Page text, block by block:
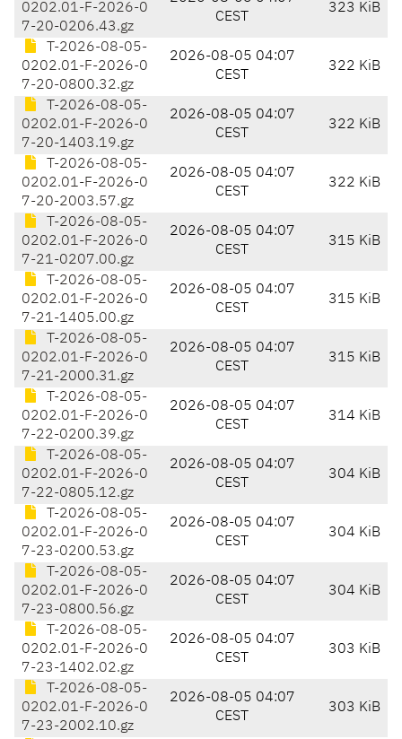
0202.01-F-2026-0
7-20-0206.43.gz
CEST
323 KiB
T-2026-08-05-
0202.01-F-2026-0
7-20-0800.32.gz
2026-08-05 04:07
CEST
322 KiB
T-2026-08-05-
0202.01-F-2026-0
7-20-1403.19.gz
2026-08-05 04:07
CEST
322 KiB
T-2026-08-05-
0202.01-F-2026-0
7-20-2003.57.gz
2026-08-05 04:07
CEST
322 KiB
T-2026-08-05-
0202.01-F-2026-0
7-21-0207.00.gz
2026-08-05 04:07
CEST
315 KiB
T-2026-08-05-
0202.01-F-2026-0
7-21-1405.00.gz
2026-08-05 04:07
CEST
315 KiB
T-2026-08-05-
0202.01-F-2026-0
7-21-2000.31.gz
2026-08-05 04:07
CEST
315 KiB
T-2026-08-05-
0202.01-F-2026-0
7-22-0200.39.gz
2026-08-05 04:07
CEST
314 KiB
T-2026-08-05-
0202.01-F-2026-0
7-22-0805.12.gz
2026-08-05 04:07
CEST
304 KiB
T-2026-08-05-
0202.01-F-2026-0
7-23-0200.53.gz
2026-08-05 04:07
CEST
304 KiB
T-2026-08-05-
0202.01-F-2026-0
7-23-0800.56.gz
2026-08-05 04:07
CEST
304 KiB
T-2026-08-05-
0202.01-F-2026-0
7-23-1402.02.gz
2026-08-05 04:07
CEST
303 KiB
T-2026-08-05-
0202.01-F-2026-0
7-23-2002.10.gz
2026-08-05 04:07
CEST
303 KiB